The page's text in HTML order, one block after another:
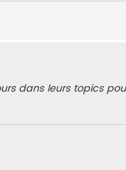
dans leurs topics